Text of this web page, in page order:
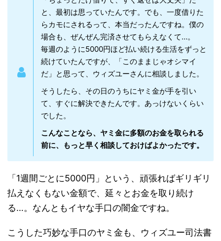
と、最初は思っていたんです。でも、一度借りた
らカモにされるって、本当だったんですね。僕の
場合も、ぜんぜん完済させてもらえなくて…。
毎週のように5000円ほど払い続ける生活をずっと
続けていたんですが、「このままじゃオシマイ
だ」と思って、ウィズユーさんに相談しました。
そうしたら、その日のうちにヤミ金が手を引い
て、すぐに解決できたんです。あっけないくらい
でした。
こんなことなら、ヤミ金に多額のお金を取られる
前に、もっと早く相談しておけばよかったです。
「1週間ごとに5000円」という、頑張ればギリギリ
払えなくもない金額で、延々とお金を取り続け
る…。なんともイヤな手口の闇金ですね。
こうした巧妙な手口のヤミ金も、ウィズユー司法書